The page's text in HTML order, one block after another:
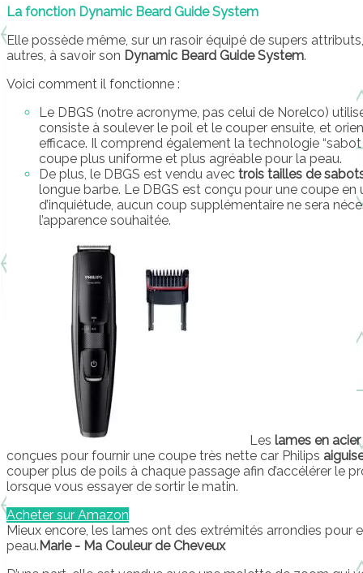
La fonction Dynamic Beard Guide System
Elle possède même, sur un rasoir équipé de supers
autres, à savoir son Dynamic Beard Guide System.
Voici comment il fonctionne :
Le DBGS (notre acronyme, pas celui de Norelco)
consiste à soulever le poil et le couper ensuite, et
efficace. Il comprend également la technologie
coupe plus uniforme et plus agréable pour la peau.
De plus, le DBGS est vendu avec trois tailles de
longue barbe. Le DBGS est conçu pour une coupe en
d’inquiétude, aucun coup supplémentaire ne sera
l’apparence souhaitée.
Les lames en
conçues pour fournir une coupe très nette car Philips
couper plus de poils à chaque passage afin d’accélérer le
lorsque vous essayer de sortir le matin.
Acheter sur Amazon
Mieux encore, les lames ont des extrémités arrondies pour
peau. Marie - Ma Couleur de Cheveux